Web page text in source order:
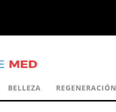
BELLEZA REGENERACIÓN